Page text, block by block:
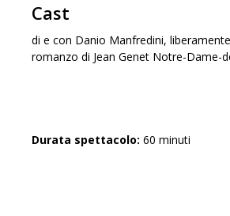
Cast
di e con Danio Manfredini,
romanzo di Jean Genet Notre-Dame-
Durata spettacolo: 60 minuti